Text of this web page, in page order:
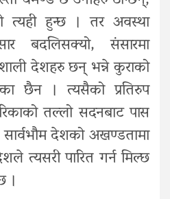
त्यही हुन्छ । तर अवस्था
संसारमा
देशहरु छन् भन्ने कुराको
छैन । त्यसैको प्रतिरुप
तल्लो सदनबाट पास
देशको अखण्डतामा
त्यसरी पारित गर्न मिल्छ
।